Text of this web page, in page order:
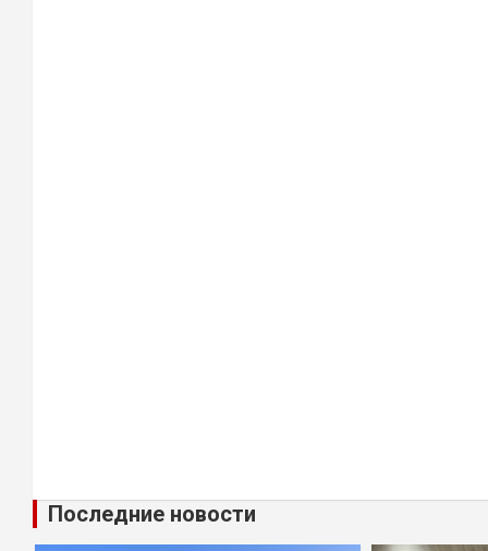
Последние новости